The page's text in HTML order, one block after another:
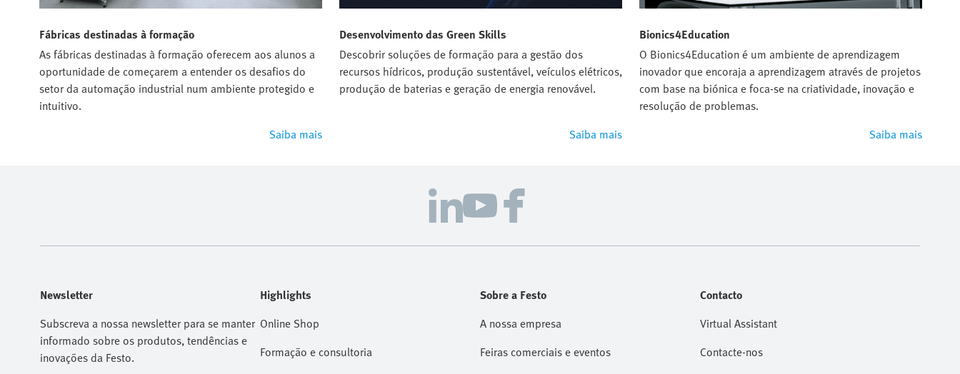
Fábricas destinadas à formação
As fábricas destinadas à formação oferecem aos alunos a
oportunidade de começarem a entender os desafios do
setor da automação industrial num ambiente protegido e
intuitivo.
Saiba mais
Desenvolvimento das Green Skills
Descobrir soluções de formação para a gestão dos
recursos hídricos, produção sustentável, veículos elétricos,
produção de baterias e geração de energia renovável.
Saiba mais
Bionics4Education
O Bionics4Education é um ambiente de aprendizagem
inovador que encoraja a aprendizagem através de projetos
com base na biónica e foca-se na criatividade, inovação e
resolução de problemas.
Saiba mais
Newsletter
Subscreva a nossa newsletter para se manter
informado sobre os produtos, tendências e
inovações da Festo.
Highlights
Online Shop
Formação e consultoria
Sobre a Festo
A nossa empresa
Feiras comerciais e eventos
Contacto
Virtual Assistant
Contacte-nos